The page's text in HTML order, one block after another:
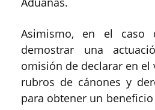
Asimismo, en el caso
demostrar una
omisión de declarar en el
rubros de cánones y
para obtener un